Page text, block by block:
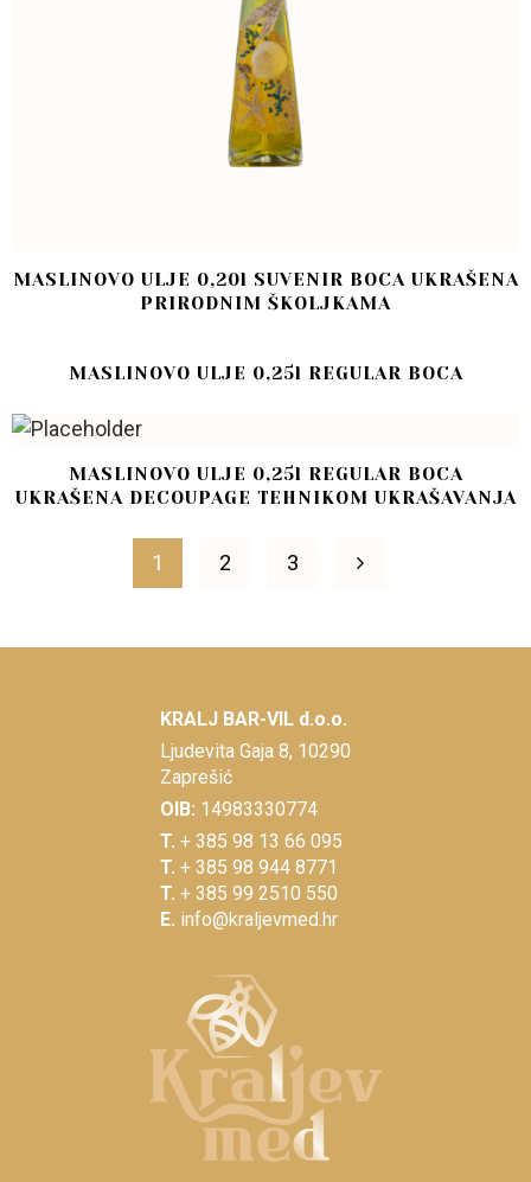
MASLINOVO ULJE 0,20l SUVENIR BOCA UKRAŠENA
PRIRODNIM ŠKOLJKAMA
MASLINOVO ULJE 0,25l REGULAR BOCA
MASLINOVO ULJE 0,25l REGULAR BOCA
UKRAŠENA DECOUPAGE TEHNIKOM UKRAŠAVANJA
1 2 3
KRALJ BAR-VIL d.o.o.
Ljudevita Gaja 8, 10290
Zaprešić
OIB: 14983330774
T. + 385 98 13 66 095
T. + 385 98 944 8771
T. + 385 99 2510 550
E. info@kraljevmed.hr